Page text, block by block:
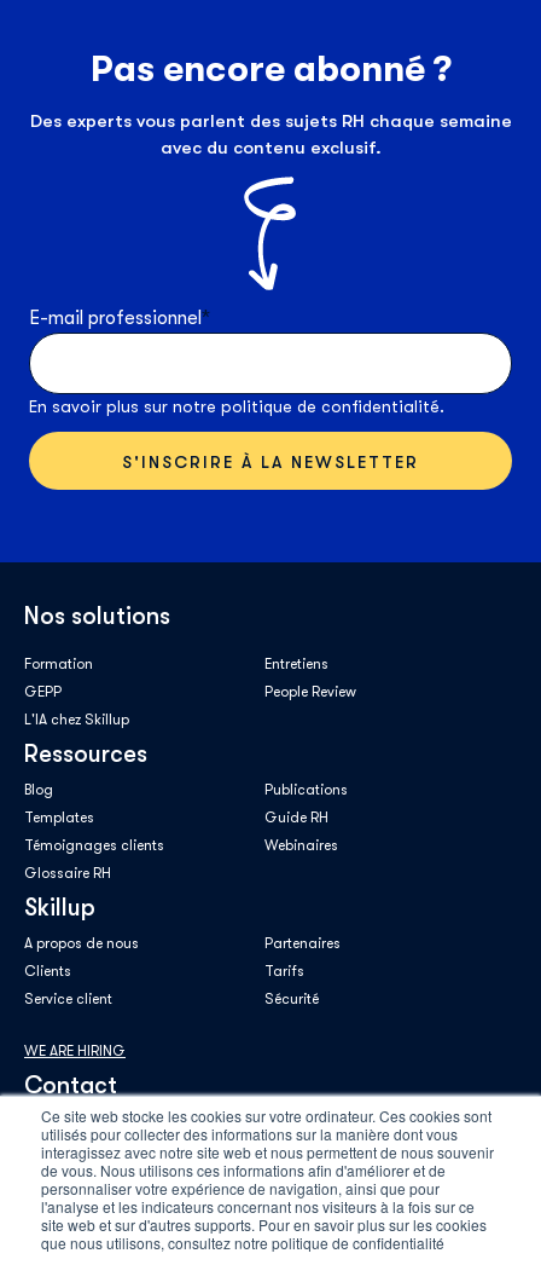
Ce site web stocke les cookies sur votre ordinateur. Ces cookies sont
utilisés pour collecter des informations sur la manière dont vous
interagissez avec notre site web et nous permettent de nous souvenir
de vous. Nous utilisons ces informations afin d'améliorer et de
personnaliser votre expérience de navigation, ainsi que pour
l'analyse et les indicateurs concernant nos visiteurs à la fois sur ce
site web et sur d'autres supports. Pour en savoir plus sur les cookies
que nous utilisons, consultez notre politique de confidentialité
Pas encore abonné ?
Des experts vous parlent des sujets RH chaque semaine
avec du contenu exclusif.
E-mail professionnel *
En savoir plus sur notre politique de confidentialité.
Nos solutions
Formation
Entretiens
GEPP
People Review
L'IA chez Skillup
Ressources
Blog
Publications
Templates
Guide RH
Témoignages clients
Webinaires
Glossaire RH
Skillup
A propos de nous
Partenaires
Clients
Tarifs
Service client
Sécurité
WE ARE HIRING
Contact
E-mail professionnel*